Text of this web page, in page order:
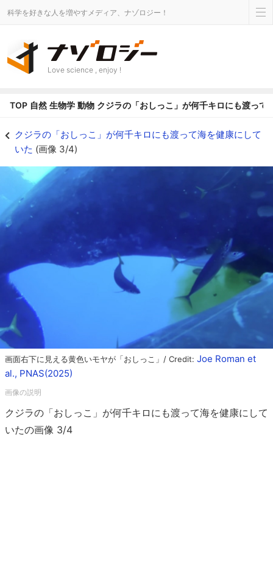
科学を好きな人を増やすメディア、ナゾロジー！
Love science , enjoy !
TOP 自然 生物学 動物 クジラの「おしっこ」が何千キロにも渡って
クジラの「おしっこ」が何千キロにも渡って海を健康にして
いた (画像 3/4)
画面右下に見える黄色いモヤが「おしっこ」/ Credit: Joe Roman et
al., PNAS(2025)
クジラの「おしっこ」が何千キロにも渡って海を健康にして
いたの画像 3/4